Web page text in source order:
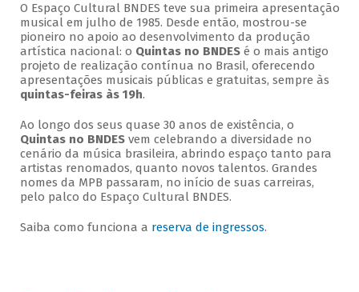
O Espaço Cultural BNDES teve sua primeira apresentação
musical em julho de 1985. Desde então, mostrou-se
pioneiro no apoio ao desenvolvimento da produção
artística nacional: o Quintas no BNDESé o mais antigo
projeto de realização contínua no Brasil, oferecendo
apresentações musicais públicas e gratuitas, sempre às
quintas-feiras às 19h.
Ao longo dos seus quase 30 anos de existência, o
Quintas no BNDESvem celebrando a diversidade no
cenário da música brasileira, abrindo espaço tanto para
artistas renomados, quanto novos talentos. Grandes
nomes da MPB passaram, no início de suas carreiras,
pelo palco do Espaço Cultural BNDES.
Saiba como funciona a reserva de ingressos.